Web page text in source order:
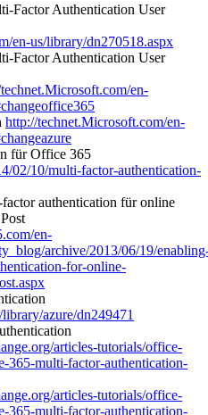
Factor Authentication User
en-us/library/dn270518.aspx
Factor Authentication User
en-
http://technet.Microsoft.com/en-
für Office 365
02/10/multi-factor-authentication-
authentication für online
en-
archive/2013/06/19/
for-online-
azure/dn249471
articles-tutorials/office-
365-multi-factor-authentication-
articles-tutorials/office-
365-multi-factor-authentication-